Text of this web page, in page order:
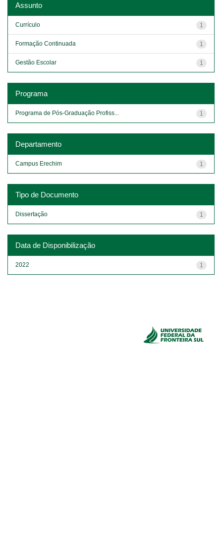
Assunto
1
Currículo
1
Formação Continuada
1
Gestão Escolar
Programa
1
Programa de Pós-Graduação Profiss...
Departamento
1
Campus Erechim
Tipo de Documento
1
Dissertação
Data de Disponibilização
1
2022